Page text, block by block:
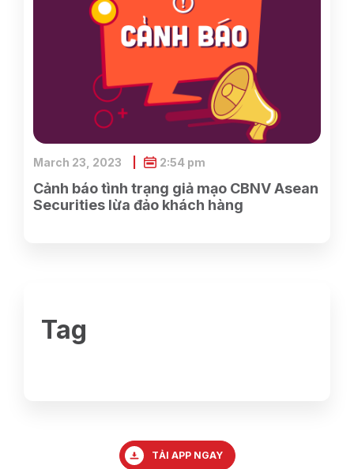
Cảnh báo tình trạng giả mạo CBNV Asean
Securities lừa đảo khách hàng
March 23, 2023 2:54 pm
Tag
TẢI APP NGAY